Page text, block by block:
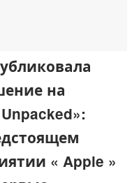
на
« Apple »